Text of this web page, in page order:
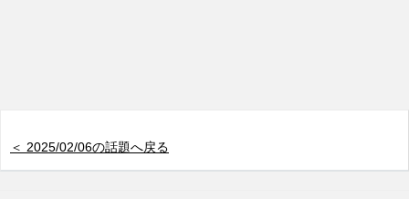
＜ 2025/02/06の話題へ戻る